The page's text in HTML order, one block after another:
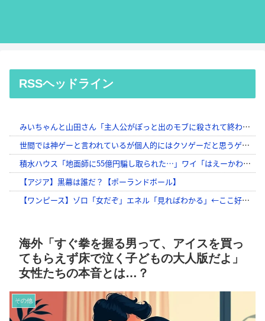
RSSヘッドライン
海外「すぐ拳を握る男って、アイスを買っ
てもらえず床で泣く子どもの大人版だよ」
女性たちの本音とは…？
その他